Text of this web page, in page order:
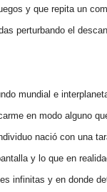
y que repita un
perturbando el
mundial e
en modo alguno
nació con una
y lo que en
infinitas y en donde